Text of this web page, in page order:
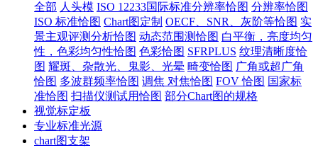
全部 人头模 ISO 12233国际标准分辨率恰图 分辨率恰图
ISO 标准恰图 Chart图定制 OECF、SNR、灰阶等恰图 实
景主观评测分析恰图 动态范围测恰图 白平衡，亮度均匀
性，色彩均匀性恰图 色彩恰图 SFRPLUS 纹理清晰度恰
图 耀斑、杂散光、鬼影、光晕 畸变恰图 广角或超广角
恰图 多波群频率恰图 调焦 对焦恰图 FOV 恰图 国家标
准恰图 扫描仪测试用恰图 部分Chart图的规格
视觉标定板
专业标准光源
chart图支架